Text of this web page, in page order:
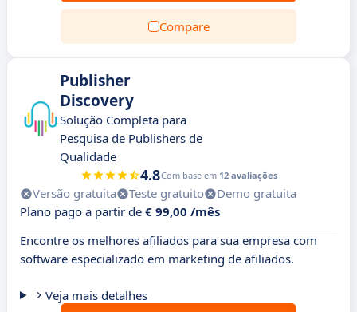
Compare
Publisher
Discovery
Solução Completa para
Pesquisa de Publishers de
Qualidade
4.8Com base em 12 avaliações
Versão gratuita Teste gratuito
Demo gratuita
Plano pago a partir de € 99,00 /mês
Encontre os melhores afiliados para sua empresa com
software especializado em marketing de afiliados.
Veja mais detalhes